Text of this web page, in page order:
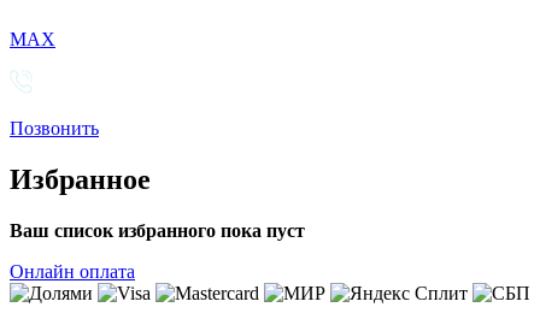
MAX
Позвонить
Избранное
Ваш список избранного пока пуст
Онлайн оплата